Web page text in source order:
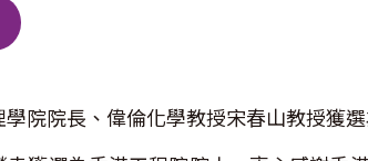
院院長、偉倫化學教授宋春山教授獲